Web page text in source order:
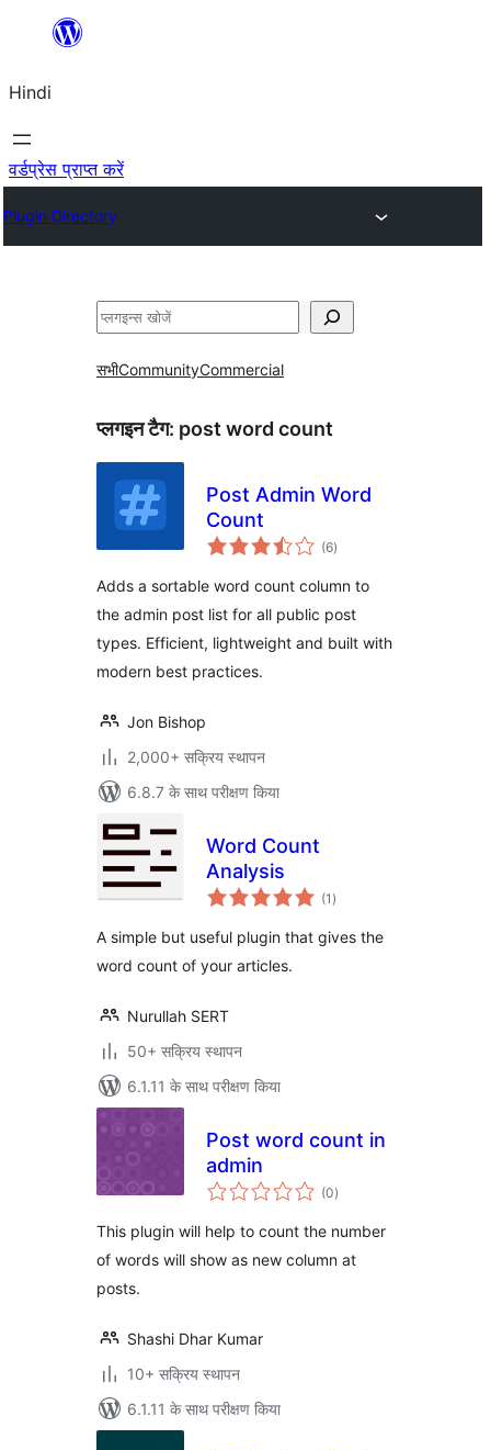
सामग्री
जाएं
Hindi
वर्डप्रेस प्राप्त करें
Plugin Directory
खोजें
सभीCommunityCommercial
प्लगइन टैग: post word count
Post Admin Word
Count
(6कुल
दर)
Adds a sortable word count column to
the admin post list for all public post
types. Efficient, lightweight and built with
modern best practices.
Jon Bishop
2,000+ सक्रिय स्थापन
6.8.7 के साथ परीक्षण किया
Word Count
Analysis
(1 कुल
दर)
A simple but useful plugin that gives the
word count of your articles.
Nurullah SERT
50+ सक्रिय स्थापन
6.1.11 के साथ परीक्षण किया
Post word count in
admin
(0कुल
दर)
This plugin will help to count the number
of words will show as new column at
posts.
Shashi Dhar Kumar
10+ सक्रिय स्थापन
6.1.11 के साथ परीक्षण किया